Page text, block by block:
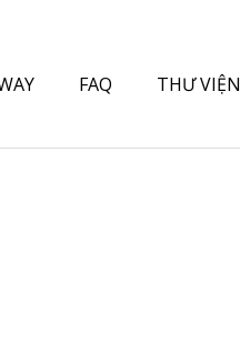
FAQ THƯ VIỆN